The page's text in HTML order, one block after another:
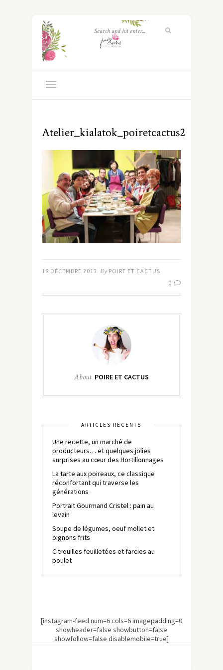
Atelier_kialatok_poiretcactus2
18 DÉCEMBRE 2013 By POIRE ET CACTUS
0
About POIRE ET CACTUS
ARTICLES RÉCENTS
Une recette, un marché de
producteurs… et quelques jolies
surprises au cœur des Hortillonnages
La tarte aux poireaux, ce classique
réconfortant qui traverse les
générations
Portrait Gourmand Cristel : pain au
levain
Soupe de légumes, oeuf mollet et
oignons frits
Citrouilles feuilletées et farcies au
poulet
[instagram-feed num=6 cols=6 imagepadding=0
showheader=false showbutton=false
showfollow=false disablemobile=true]